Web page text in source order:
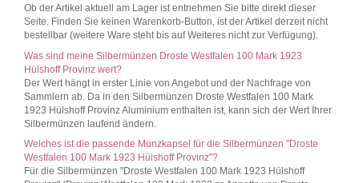
Ob der Artikel aktuell am Lager ist entnehmen Sie bitte direkt dieser
Seite. Finden Sie keinen Warenkorb-Button, ist der Artikel derzeit nicht
bestellbar (weitere Ware steht bis auf Weiteres nicht zur Verfügung).
Was sind meine Silbermünzen Droste Westfalen 100 Mark 1923
Hülshoff Provinz wert?
Der Wert hängt in erster Linie von Angebot und der Nachfrage von
Sammlern ab. Da in den Silbermünzen Droste Westfalen 100 Mark
1923 Hülshoff Provinz Aluminium enthalten ist, kann sich der Wert Ihrer
Silbermünzen laufend ändern.
Welches ist die passende Münzkapsel für die Silbermünzen "Droste
Westfalen 100 Mark 1923 Hülshoff Provinz"?
Für die Silbermünzen "Droste Westfalen 100 Mark 1923 Hülshoff